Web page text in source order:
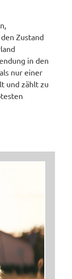
Zustand
in den
nur einer
und zählt zu